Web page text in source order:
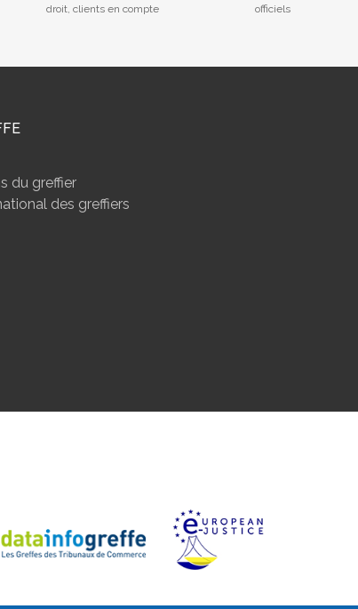
droit, clients en compte
officiels
du greffier
des greffiers